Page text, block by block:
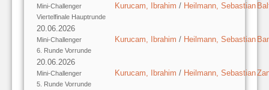
Mini-Challenger
Viertelfinale Hauptrunde
Kurucam, Ibrahim / Heilmann, Sebastian
20.06.2026
Mini-Challenger
6. Runde Vorrunde
Kurucam, Ibrahim / Heilmann, Sebastian
20.06.2026
Mini-Challenger
5. Runde Vorrunde
Kurucam, Ibrahim / Heilmann, Sebastian